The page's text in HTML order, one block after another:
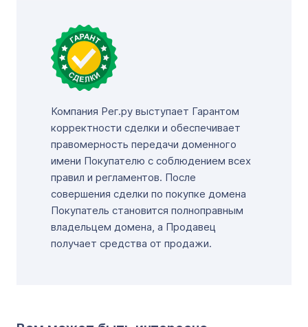
Компания Рег.ру выступает Гарантом
корректности сделки и обеспечивает
правомерность передачи доменного
имени Покупателю с соблюдением всех
правил и регламентов. После
совершения сделки по покупке домена
Покупатель становится полноправным
владельцем домена, а Продавец
получает средства от продажи.